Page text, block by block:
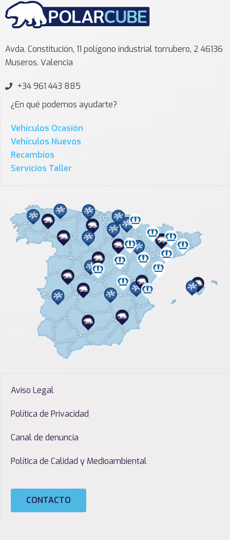
Avda. Constitución, 11 polígono industrial torrubero, 2 46136
Museros. Valencia
+34 961 443 885
¿En qué podemos ayudarte?
Vehículos Ocasión
Vehículos Nuevos
Recambios
Servicios Taller
Aviso Legal
Política de Privacidad
Canal de denuncia
Política de Calidad y Medioambiental
CONTACTO